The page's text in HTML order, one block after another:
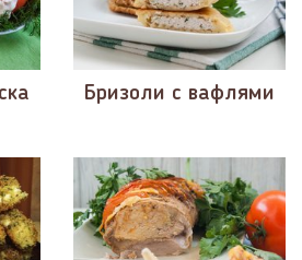
Бризоли с вафлями